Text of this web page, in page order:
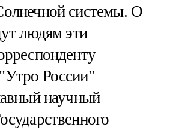
системы. О
людям эти
России"
научный